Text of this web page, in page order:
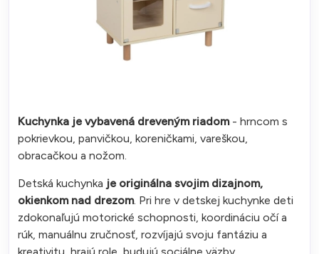
Kuchynka je vybavená dreveným riadom- hrncom s
pokrievkou, panvičkou, koreničkami, vareškou,
obracačkou a nožom.
Detská kuchynka je originálna svojim dizajnom,
okienkom nad drezom. Pri hre v detskej kuchynke deti
zdokonaľujú motorické schopnosti, koordináciu očí a
rúk, manuálnu zručnosť, rozvíjajú svoju fantáziu a
kreativitu, hrajú role, budujú sociálne väzby.